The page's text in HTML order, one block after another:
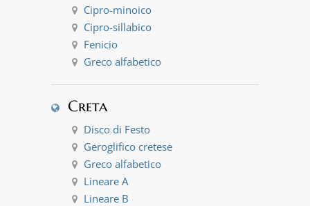
Cipro-minoico
Cipro-sillabico
Fenicio
Greco alfabetico
Creta
Disco di Festo
Geroglifico cretese
Greco alfabetico
Lineare A
Lineare B